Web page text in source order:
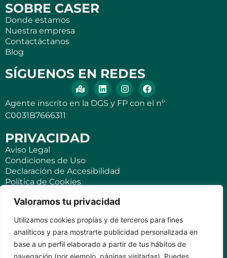
Valoramos tu privacidad
Utilizamos cookies propias y de terceros para fines
analíticos y para mostrarte publicidad personalizada en
base a un perfil elaborado a partir de tus hábitos de
navegación (por ejemplo, páginas visitadas). Puedes
SOBRE CASER
Donde estamos
Nuestra empresa
Contactáctanos
Blog
SÍGUENOS EN REDES
Agente inscrito en la DGS y FP con el nº
C0031B7666311
PRIVACIDAD
Aviso Legal
Condiciones de Uso
Declaración de Accesibilidad
Política de Cookies
SEGUROS
Para ti
Negocios y PYMES
Seguro de viaje